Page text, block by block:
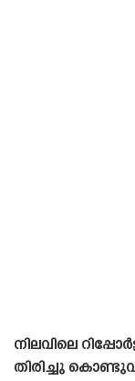
നിലവിലെ
തിരിച്ചു